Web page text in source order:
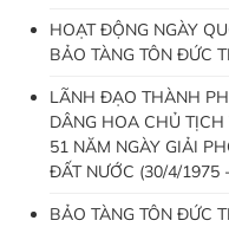
HOẠT ĐỘNG NGÀY
BẢO TÀNG TÔN ĐỨC
LÃNH ĐẠO THÀNH
DÂNG HOA CHỦ
51 NĂM NGÀY GIẢI
ĐẤT NƯỚC (30/4/1975
BẢO TÀNG TÔN ĐỨC